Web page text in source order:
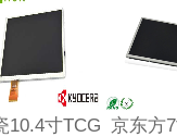
10.4寸TCG 京东方